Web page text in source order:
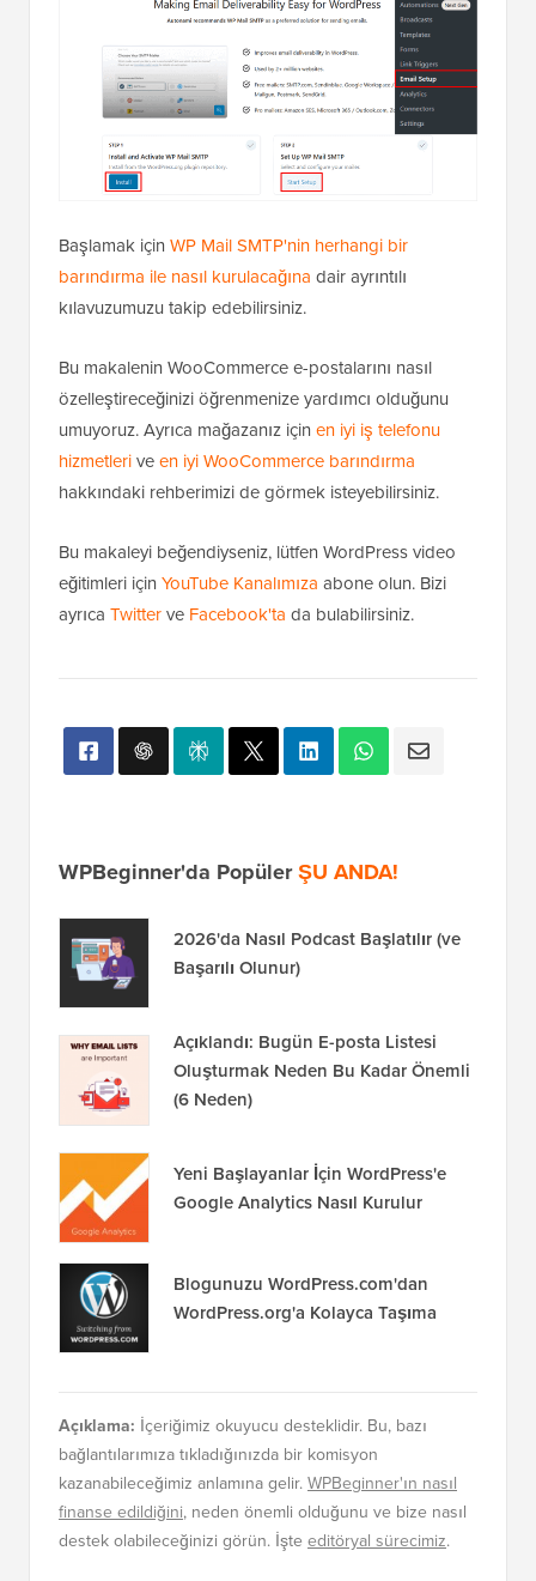
Başlamak için WP Mail SMTP'nin herhangi bir
barındırma ile nasıl kurulacağına dair ayrıntılı
kılavuzumuzu takip edebilirsiniz.
Bu makalenin WooCommerce e-postalarını nasıl
özelleştireceğinizi öğrenmenize yardımcı olduğunu
umuyoruz. Ayrıca mağazanız için en iyi iş telefonu
hizmetleriveen iyi WooCommerce barındırma
hakkındaki rehberimizi de görmek isteyebilirsiniz.
Bu makaleyi beğendiyseniz, lütfen WordPress video
eğitimleri için YouTube Kanalımıza abone olun. Bizi
ayrıca Twitterve Facebook'ta da bulabilirsiniz.
WPBeginner'da PopülerŞU ANDA!
2026'da Nasıl Podcast Başlatılır (ve
Başarılı Olunur)
Açıklandı: Bugün E-posta Listesi
Oluşturmak Neden Bu Kadar Önemli
(6 Neden)
Yeni Başlayanlar İçin WordPress'e
Google Analytics Nasıl Kurulur
Blogunuzu WordPress.com'dan
WordPress.org'a Kolayca Taşıma
Açıklama: İçeriğimiz okuyucu desteklidir. Bu, bazı
bağlantılarımıza tıkladığınızda bir komisyon
kazanabileceğimiz anlamına gelir.WPBeginner'ın nasıl
finanse edildiğini, neden önemli olduğunu ve bize nasıl
destek olabileceğinizi görün. İşte editöryal sürecimiz.